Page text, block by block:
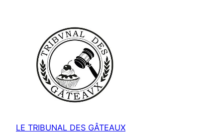
LE TRIBUNAL DES GÂTEAUX